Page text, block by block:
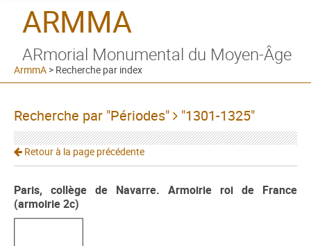
ARMMA
ARmorial Monumental du Moyen-Âge
ArmmA > Recherche par index
Recherche par "Périodes" "1301-1325"
Retour à la page précédente
Paris, collège de Navarre. Armoirie roi de France
(armoirie 2c)